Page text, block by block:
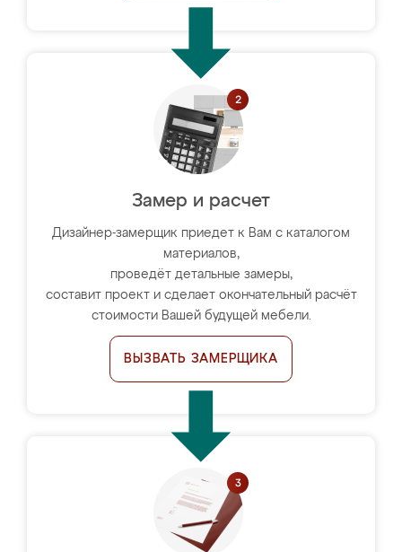
Замер и расчет
Дизайнер-замерщик приедет к Вам с каталогом
материалов,
проведёт детальные замеры,
составит проект и сделает окончательный расчёт
стоимости Вашей будущей мебели.
ВЫЗВАТЬ ЗАМЕРЩИКА